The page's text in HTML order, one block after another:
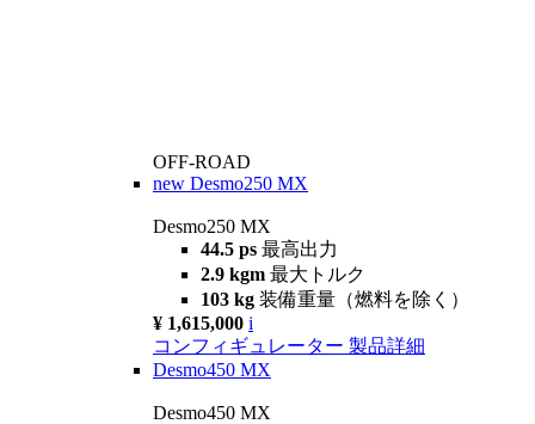
OFF-ROAD
new Desmo250 MX
Desmo250 MX
44.5 ps 最高出力
2.9 kgm 最大トルク
103 kg 装備重量（燃料を除く）
¥ 1,615,000 i
コンフィギュレーター 製品詳細
Desmo450 MX
Desmo450 MX